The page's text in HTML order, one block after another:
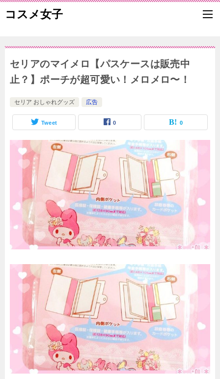
コスメ女子
セリアのマイメロ【パスケースは販売中
止？】ポーチが超可愛い！メロメロ〜！
セリア おしゃれグッズ 広告
Tweet 0 0